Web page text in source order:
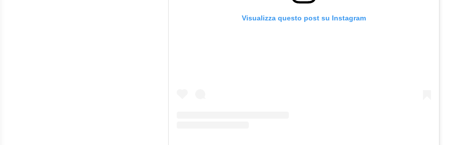
Visualizza questo post su Instagram